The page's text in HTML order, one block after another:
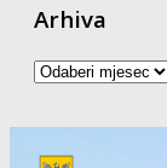
Arhiva
Arhiva